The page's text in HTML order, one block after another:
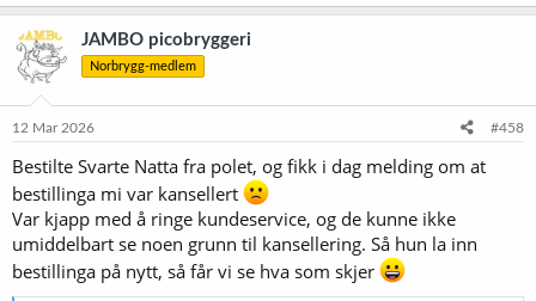
a
k
s
j
o
e
:
JAMBO picobryggeri
Norbrygg-medlem
12 Mar 2026 #458
Bestilte Svarte Natta fra polet, og fikk i dag melding om at
bestillinga mi var kansellert
Var kjapp med å ringe kundeservice, og de kunne ikke
umiddelbart se noen grunn til kansellering. Så hun la inn
bestillinga på nytt, så får vi se hva som skjer